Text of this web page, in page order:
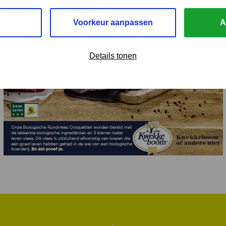
Voorkeur aanpassen
Details tonen